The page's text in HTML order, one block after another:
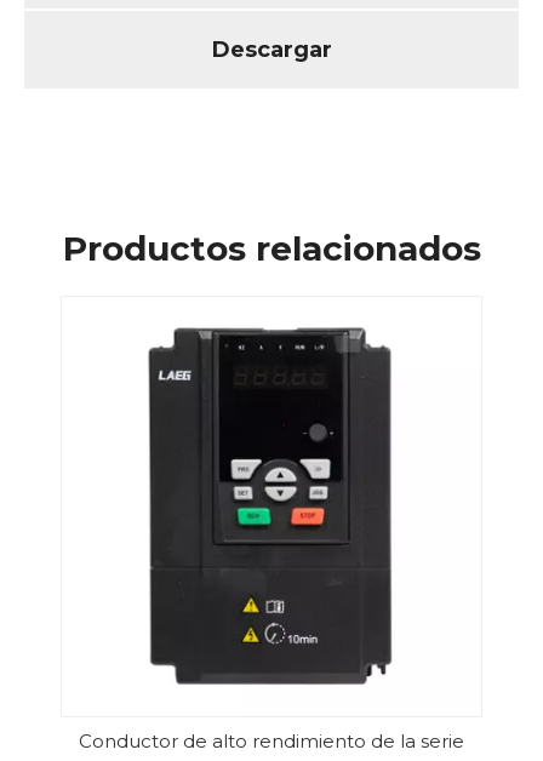
Descargar
Productos relacionados
Conductor de alto rendimiento de la serie